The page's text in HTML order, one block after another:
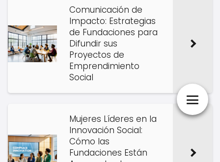
Comunicación de
Impacto: Estrategias
de Fundaciones para
Difundir sus
Proyectos de
Emprendimiento
Social
Mujeres Líderes en la
Innovación Social:
Cómo las
Fundaciones Están